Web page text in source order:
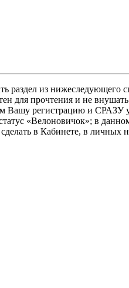
раздел из нижеследующего
для прочтения и не
регистрацию и СРАЗУ
«Велоновичок»; в
в Кабинете, в личных